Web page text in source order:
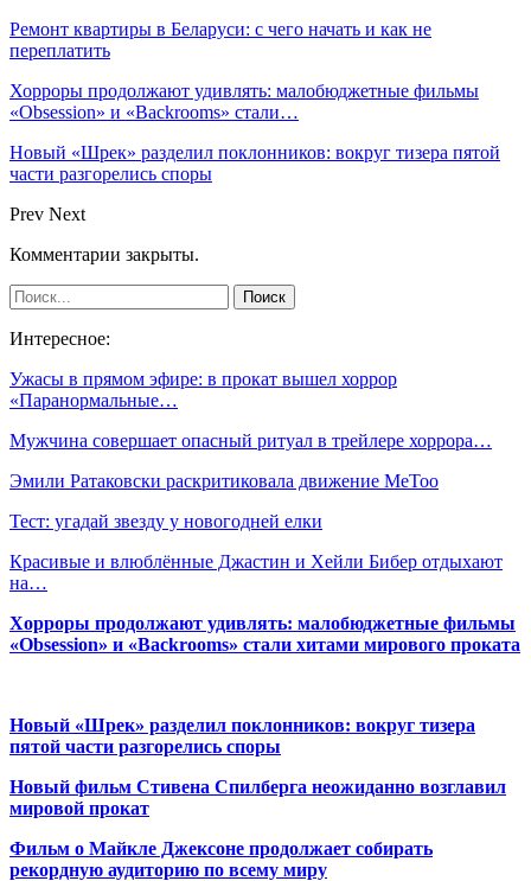
Ремонт квартиры в Беларуси: с чего начать и как не
переплатить
Хорроры продолжают удивлять: малобюджетные фильмы
«Obsession» и «Backrooms» стали…
Новый «Шрек» разделил поклонников: вокруг тизера пятой
части разгорелись споры
Prev Next
Комментарии закрыты.
Интересное:
Ужасы в прямом эфире: в прокат вышел хоррор
«Паранормальные…
Мужчина совершает опасный ритуал в трейлере хоррора…
Эмили Ратаковски раскритиковала движение MeToo
Тест: угадай звезду у новогодней елки
Красивые и влюблённые Джастин и Хейли Бибер отдыхают
на…
Хорроры продолжают удивлять: малобюджетные фильмы
«Obsession» и «Backrooms» стали хитами мирового проката
Новый «Шрек» разделил поклонников: вокруг тизера
пятой части разгорелись споры
Новый фильм Стивена Спилберга неожиданно возглавил
мировой прокат
Фильм о Майкле Джексоне продолжает собирать
рекордную аудиторию по всему миру